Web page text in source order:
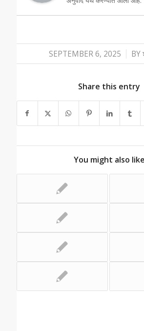
SEPTEMBER 6, 2025
/ BY
Share this entry
You might also like